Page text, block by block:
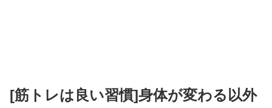
[筋トレは良い習慣]身体が変わる以外